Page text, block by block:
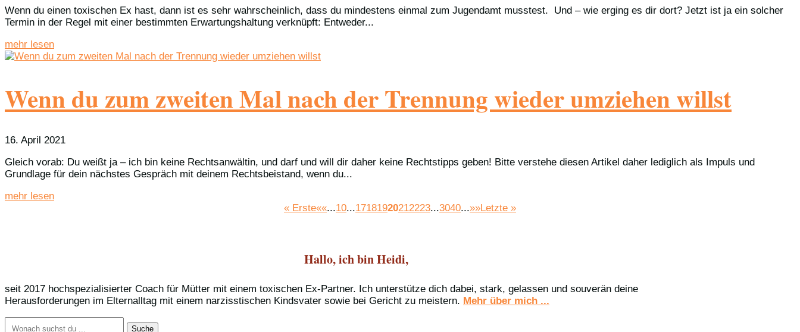
Wenn du einen toxischen Ex hast, dann ist es sehr wahrscheinlich, dass du mindestens einmal zum Jugendamt musstest. Und – wie erging es dir dort? Jetzt ist ja ein solcher
Termin in der Regel mit einer bestimmten Erwartungshaltung verknüpft: Entweder...
mehr lesen
Wenn du zum zweiten Mal nach der Trennung wieder umziehen willst
16. April 2021
Gleich vorab: Du weißt ja – ich bin keine Rechtsanwältin, und darf und will dir daher keine Rechtstipps geben! Bitte verstehe diesen Artikel daher lediglich als Impuls und
Grundlage für dein nächstes Gespräch mit deinem Rechtsbeistand, wenn du...
mehr lesen
« Erste««...10...17181920212223...3040...»»Letzte »
Hallo, ich bin Heidi,
seit 2017 hochspezialisierter Coach für Mütter mit einem toxischen Ex-Partner. Ich unterstütze dich dabei, stark, gelassen und souverän deine
Herausforderungen im Elternalltag mit einem narzisstischen Kindsvater sowie bei Gericht zu meistern. Mehr über mich ...